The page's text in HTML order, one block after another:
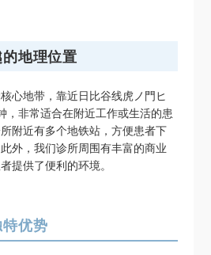
地理位置
心地带，靠近日比谷线虎ノ門ヒ
，非常适合在附近工作或生活的患
附近有多个地铁站，方便患者下
外，我们诊所周围有丰富的商业
提供了便利的环境。
优势